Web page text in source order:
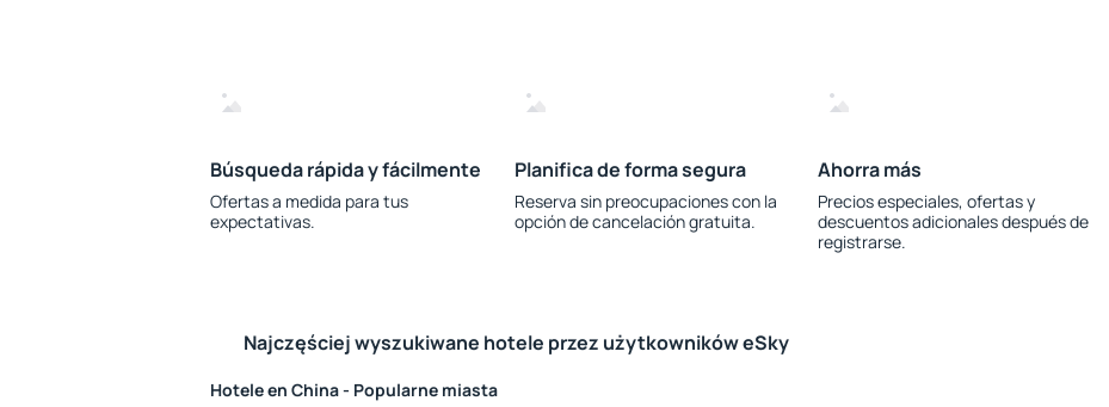
Búsqueda rápida y fácilmente
Ofertas a medida para tus
expectativas.
Planifica de forma segura
Reserva sin preocupaciones con la
opción de cancelación gratuita.
Ahorra más
Precios especiales, ofertas y
descuentos adicionales después de
registrarse.
Najczęściej wyszukiwane hotele przez użytkowników eSky
Hotele en China - Popularne miasta